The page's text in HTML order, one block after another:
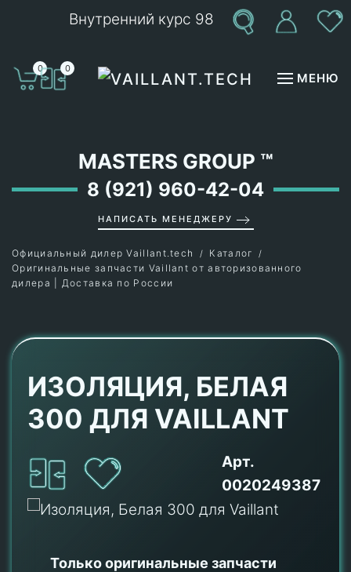
Внутренний курс 98
0 0
МЕНЮ
MASTERS GROUP ™
8 (921) 960-42-04
НАПИСАТЬ МЕНЕДЖЕРУ
Официальный дилер Vaillant.tech
Каталог
Оригинальные запчасти Vaillant от авторизованного
дилера | Доставка по России
ИЗОЛЯЦИЯ, БЕЛАЯ
300 ДЛЯ VAILLANT
Арт.
0020249387
Только оригинальные запчасти